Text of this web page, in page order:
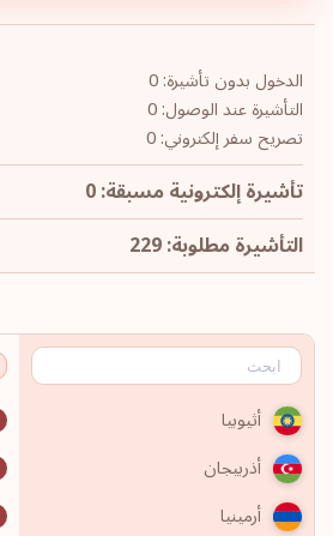
الدخول بدون تأشيرة: 0
التأشيرة عند الوصول: 0
تصريح سفر إلكتروني: 0
تأشيرة إلكترونية مسبقة: 0
التأشيرة مطلوبة: 229
أثيوبيا
أذربيجان
أرمينيا